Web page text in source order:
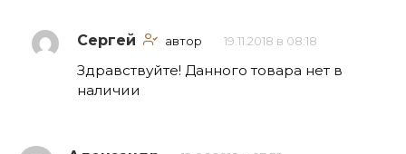
Сергей автор 19.11.2018 в 08:18
Здравствуйте! Данного товара нет в
наличии